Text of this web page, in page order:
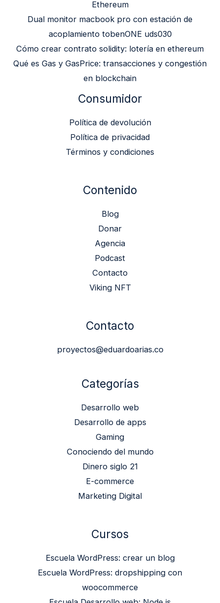
Ethereum
Dual monitor macbook pro con estación de
acoplamiento tobenONE uds030
Cómo crear contrato solidity: lotería en ethereum
Qué es Gas y GasPrice: transacciones y congestión
en blockchain
Consumidor
Política de devolución
Política de privacidad
Términos y condiciones
Contenido
Blog
Donar
Agencia
Podcast
Contacto
Viking NFT
Contacto
proyectos@eduardoarias.co
Categorías
Desarrollo web
Desarrollo de apps
Gaming
Conociendo del mundo
Dinero siglo 21
E-commerce
Marketing Digital
Cursos
Escuela WordPress: crear un blog
Escuela WordPress: dropshipping con
woocommerce